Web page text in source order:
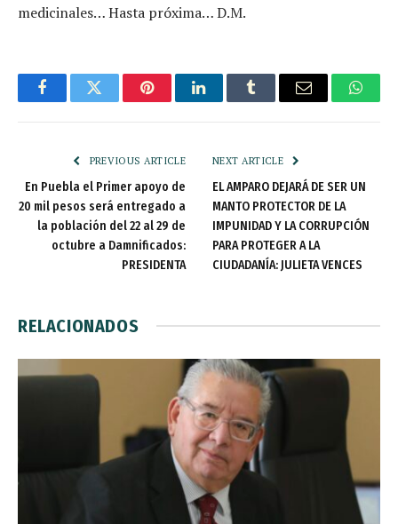
medicinales… Hasta próxima… D.M.
FacebookTwitter PinterestLinkedInTumblr Email
PREVIOUS ARTICLE
En Puebla el Primer apoyo de
20 mil pesos será entregado a
la población del 22 al 29 de
octubre a Damnificados:
PRESIDENTA
NEXT ARTICLE
EL AMPARO DEJARÁ DE SER UN
MANTO PROTECTOR DE LA
IMPUNIDAD Y LA CORRUPCIÓN
PARA PROTEGER A LA
CIUDADANÍA: JULIETA VENCES
RELACIONADOS